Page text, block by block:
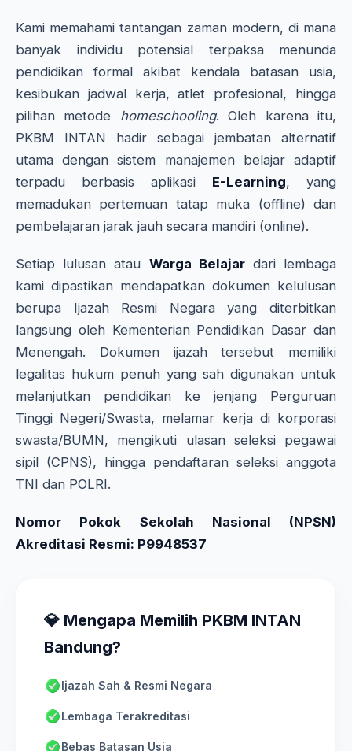
Kami memahami tantangan zaman modern, di mana
banyak individu potensial terpaksa menunda
pendidikan formal akibat kendala batasan usia,
kesibukan jadwal kerja, atlet profesional, hingga
pilihan metode homeschooling. Oleh karena itu,
PKBM INTAN hadir sebagai jembatan alternatif
utama dengan sistem manajemen belajar adaptif
terpadu berbasis aplikasi E-Learning, yang
memadukan pertemuan tatap muka (offline) dan
pembelajaran jarak jauh secara mandiri (online).
Setiap lulusan atau Warga Belajardari lembaga
kami dipastikan mendapatkan dokumen kelulusan
berupa Ijazah Resmi Negara yang diterbitkan
langsung oleh Kementerian Pendidikan Dasar dan
Menengah. Dokumen ijazah tersebut memiliki
legalitas hukum penuh yang sah digunakan untuk
melanjutkan pendidikan ke jenjang Perguruan
Tinggi Negeri/Swasta, melamar kerja di korporasi
swasta/BUMN, mengikuti ulasan seleksi pegawai
sipil (CPNS), hingga pendaftaran seleksi anggota
TNI dan POLRI.
Nomor Pokok Sekolah Nasional (NPSN)
Akreditasi Resmi: P9948537
💎 Mengapa Memilih PKBM INTAN
Bandung?
Ijazah Sah & Resmi Negara
Lembaga Terakreditasi
Bebas Batasan Usia